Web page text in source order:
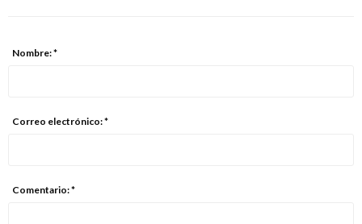
Nombre: *
Correo electrónico: *
Comentario: *